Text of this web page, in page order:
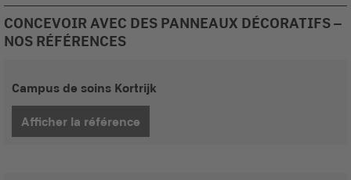
CONCEVOIR AVEC DES PANNEAUX DÉCORATIFS –
NOS RÉFÉRENCES
Campus de soins Kortrijk
Afficher la référence